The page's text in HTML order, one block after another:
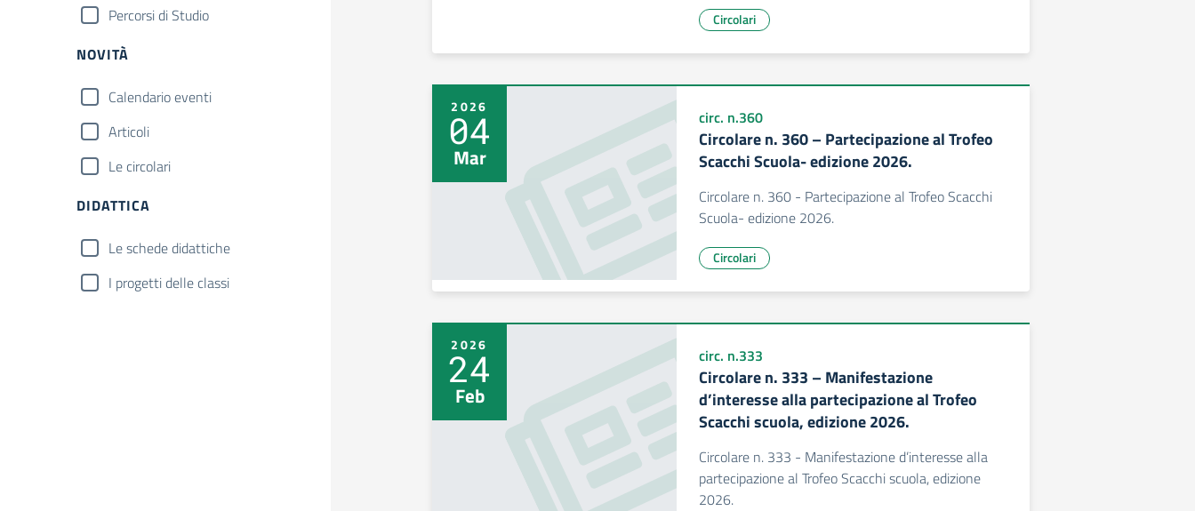
Percorsi di Studio
NOVITÀ
Calendario eventi
Articoli
Le circolari
DIDATTICA
Le schede didattiche
I progetti delle classi
Circolari
2026
04
Mar
circ. n.360
Circolare n. 360 – Partecipazione al Trofeo
Scacchi Scuola- edizione 2026.
Circolare n. 360 - Partecipazione al Trofeo Scacchi
Scuola- edizione 2026.
Circolari
2026
24
Feb
circ. n.333
Circolare n. 333 – Manifestazione
d’interesse alla partecipazione al Trofeo
Scacchi scuola, edizione 2026.
Circolare n. 333 - Manifestazione d’interesse alla
partecipazione al Trofeo Scacchi scuola, edizione
2026.